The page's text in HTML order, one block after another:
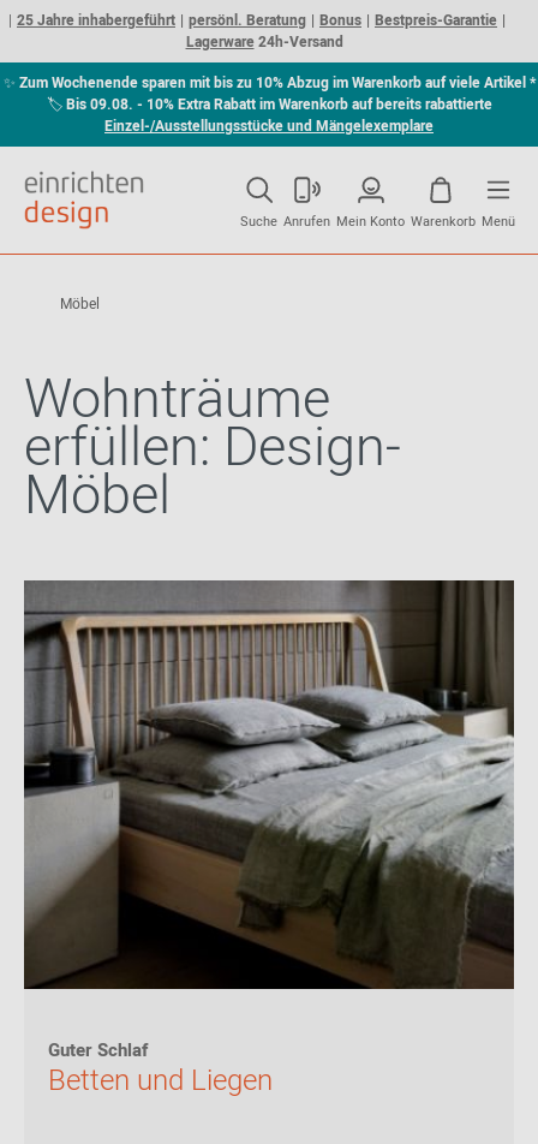
25 Jahre inhabergeführt persönl. Beratung Bonus
Bestpreis-Garantie
Lagerware24h-Versand
✨ Zum Wochenende sparen mit bis zu 10% Abzug im Warenkorb auf viele Artikel *
🏷Bis 09.08. - 10% Extra Rabatt im Warenkorb auf bereits rabattierte
Einzel-/Ausstellungsstücke und Mängelexemplare
Suche Anrufen Mein Konto Warenkorb Menü
Möbel
Wohnträume
erfüllen: Design-
Möbel
Guter Schlaf
Betten und Liegen